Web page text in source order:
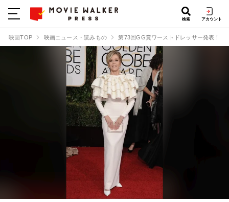
検索 アカウント
映画TOP 映画ニュース・読みもの 第73回GG賞ワーストドレッサー発表！【